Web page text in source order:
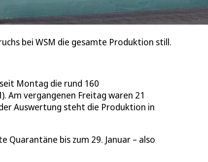
bei WSM die gesamte Produktion still.
Montag die rund 160
Am vergangenen Freitag waren 21
Auswertung steht die Produktion in
Quarantäne bis zum 29. Januar – also